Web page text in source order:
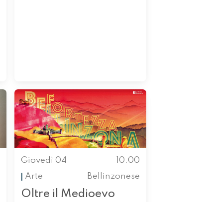
Giovedì 04
10.00
Arte
Bellinzonese
Oltre il Medioevo